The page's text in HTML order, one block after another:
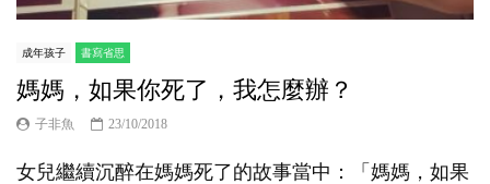
成年孩子 書寫省思
媽媽，如果你死了，我怎麼辦？
子非魚 23/10/2018
女兒繼續沉醉在媽媽死了的故事當中：「媽媽，如果